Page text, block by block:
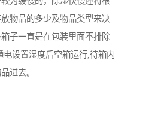
物品的多少及物品类型来决
子一直是在包装里面不排除
设置湿度后空箱运行,待箱内
进去。